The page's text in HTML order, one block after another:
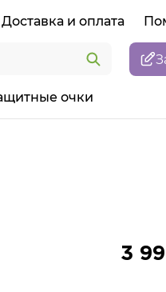
Доставка и оплата
очки
3